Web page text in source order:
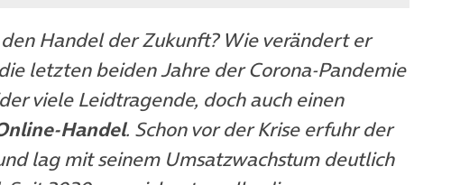
Handel der Zukunft? Wie verändert er
letzten beiden Jahre der Corona-Pandemie
viele Leidtragende, doch auch einen
Handel. Schon vor der Krise erfuhr der
lag mit seinem Umsatzwachstum deutlich